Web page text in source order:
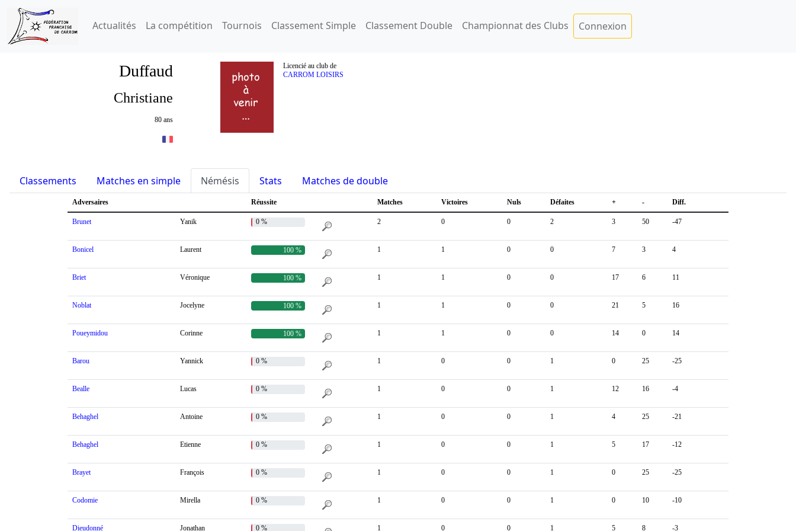
Actualités La compétition Tournois Classement Simple Classement Double Championnat des Clubs Connexion
Duffaud
Licencié au club de
CARROM LOISIRS
Christiane
80 ans
Classements Matches en simple Némésis Stats Matches de double
Adversaires Réussite Matches Victoires Nuls Défaites + - Diff.
Brunet Yanik 0 % 2 0 0 2 3 50 -47
Bonicel Laurent 100 % 1 1 0 0 7 3 4
Briet Véronique 100 % 1 1 0 0 17 6 11
Noblat Jocelyne 100 % 1 1 0 0 21 5 16
Poueymidou Corinne 100 % 1 1 0 0 14 0 14
Barou Yannick 0 % 1 0 0 1 0 25 -25
Bealle Lucas 0 % 1 0 0 1 12 16 -4
Behaghel Antoine 0 % 1 0 0 1 4 25 -21
Behaghel Etienne 0 % 1 0 0 1 5 17 -12
Brayet François 0 % 1 0 0 1 0 25 -25
Codomie Mirella 0 % 1 0 0 1 0 10 -10
Dieudonné Jonathan 0 % 1 0 0 1 5 8 -3